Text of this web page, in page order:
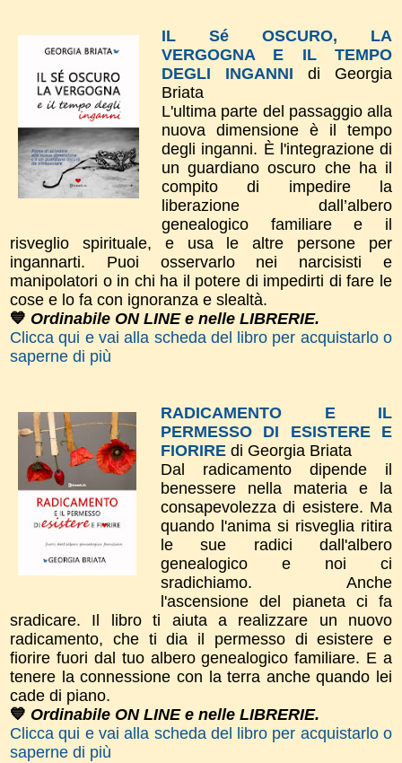
IL Sé OSCURO, LA
VERGOGNA E IL TEMPO
DEGLI INGANNI di Georgia
Briata
L'ultima parte del passaggio alla
nuova dimensione è il tempo
degli inganni. È l'integrazione di
un guardiano oscuro che ha il
compito di impedire la
liberazione dall’albero
genealogico familiare e il
risveglio spirituale, e usa le altre persone per
ingannarti. Puoi osservarlo nei narcisisti e
manipolatori o in chi ha il potere di impedirti di fare le
cose e lo fa con ignoranza e slealtà.
💙 Ordinabile ON LINE e nelle LIBRERIE.
Clicca qui e vai alla scheda del libro per acquistarlo o
saperne di più
RADICAMENTO E IL
PERMESSO DI ESISTERE E
FIORIRE di Georgia Briata
Dal radicamento dipende il
benessere nella materia e la
consapevolezza di esistere. Ma
quando l'anima si risveglia ritira
le sue radici dall'albero
genealogico e noi ci
sradichiamo. Anche
l'ascensione del pianeta ci fa
sradicare. Il libro ti aiuta a realizzare un nuovo
radicamento, che ti dia il permesso di esistere e
fiorire fuori dal tuo albero genealogico familiare. E a
tenere la connessione con la terra anche quando lei
cade di piano.
💙 Ordinabile ON LINE e nelle LIBRERIE.
Clicca qui e vai alla scheda del libro per acquistarlo o
saperne di più